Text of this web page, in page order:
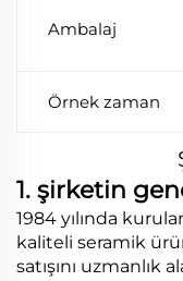
Ambalaj
Örnek zaman
1. şirketin
1984 yılında
kaliteli seramik
satışını uzmanlık